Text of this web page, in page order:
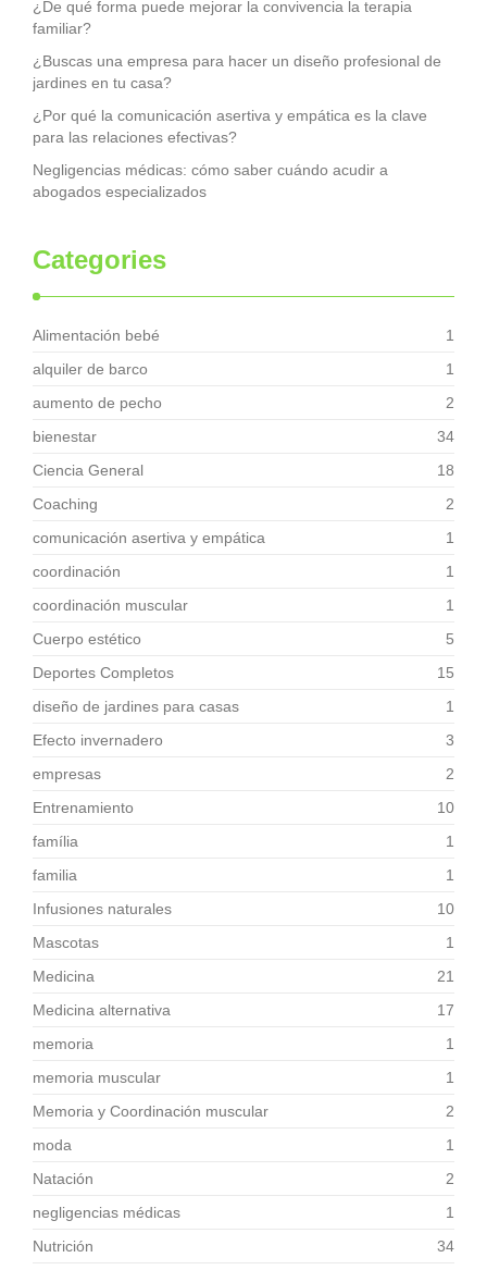
¿De qué forma puede mejorar la convivencia la terapia
familiar?
¿Buscas una empresa para hacer un diseño profesional de
jardines en tu casa?
¿Por qué la comunicación asertiva y empática es la clave
para las relaciones efectivas?
Negligencias médicas: cómo saber cuándo acudir a
abogados especializados
Categories
Alimentación bebé
1
alquiler de barco
1
aumento de pecho
2
bienestar
34
Ciencia General
18
Coaching
2
comunicación asertiva y empática
1
coordinación
1
coordinación muscular
1
Cuerpo estético
5
Deportes Completos
15
diseño de jardines para casas
1
Efecto invernadero
3
empresas
2
Entrenamiento
10
família
1
familia
1
Infusiones naturales
10
Mascotas
1
Medicina
21
Medicina alternativa
17
memoria
1
memoria muscular
1
Memoria y Coordinación muscular
2
moda
1
Natación
2
negligencias médicas
1
Nutrición
34